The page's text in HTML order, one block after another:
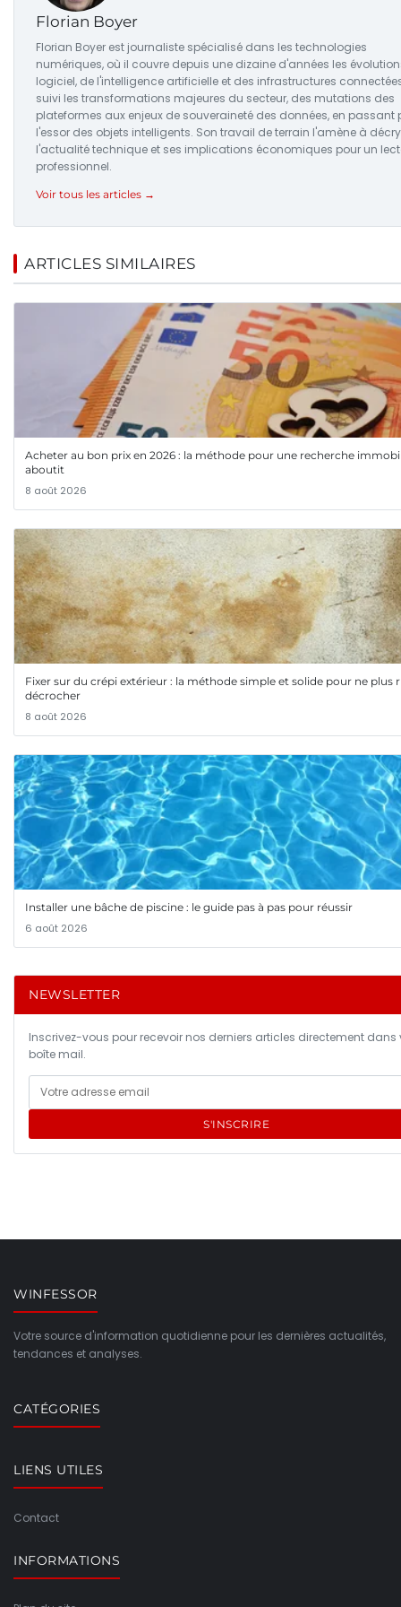
Florian Boyer
Florian Boyer est journaliste spécialisé dans les technologies
numériques, où il couvre depuis une dizaine d'années les
logiciel, de l'intelligence artificielle et des infrastructures
suivi les transformations majeures du secteur, des mutations des
plateformes aux enjeux de souveraineté des données, en passant
l'essor des objets intelligents. Son travail de terrain l'amène à
l'actualité technique et ses implications économiques pour un
professionnel.
Voir tous les articles →
ARTICLES SIMILAIRES
Acheter au bon prix en 2026 : la méthode pour une recherche
aboutit
8 août 2026
Fixer sur du crépi extérieur : la méthode simple et solide pour ne plus
décrocher
8 août 2026
Installer une bâche de piscine : le guide pas à pas pour réussir
6 août 2026
NEWSLETTER
Inscrivez-vous pour recevoir nos derniers articles directement dans
boîte mail.
S'INSCRIRE
WINFESSOR
Votre source d'information quotidienne pour les dernières actualités,
tendances et analyses.
CATÉGORIES
LIENS UTILES
Contact
INFORMATIONS